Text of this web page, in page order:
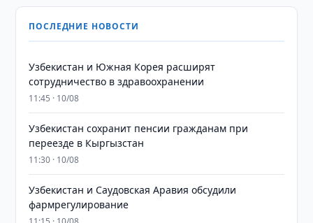
ПОСЛЕДНИЕ НОВОСТИ
Узбекистан и Южная Корея расширят
сотрудничество в здравоохранении
11:45 · 10/08
Узбекистан сохранит пенсии гражданам при
переезде в Кыргызстан
11:30 · 10/08
Узбекистан и Саудовская Аравия обсудили
фармрегулирование